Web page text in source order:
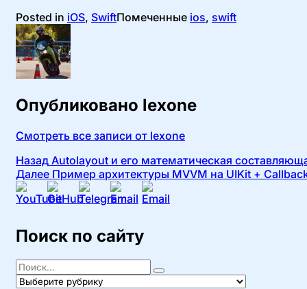
Posted in iOS, SwiftПомеченные ios, swift
Опубликовано lexone
Смотреть все записи от lexone
Навигация
по
записям
Назад Autolayout и его математическая
Далее Пример архитектуры MVVM на UIKit +
Поиск по сайту
Поиск
Найти
Рубрики